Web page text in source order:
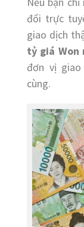
đổi trực
giao dịch
tỷ giá Won
đơn vị
cùng.